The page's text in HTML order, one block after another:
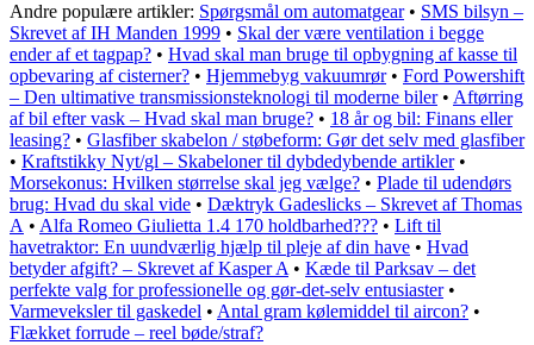
Andre populære artikler: Spørgsmål om automatgear• SMS bilsyn –
Skrevet af IH Manden 1999 • Skal der være ventilation i begge
ender af et tagpap? • Hvad skal man bruge til opbygning af kasse til
opbevaring af cisterner? • Hjemmebyg vakuumrør• Ford Powershift
– Den ultimative transmissionsteknologi til moderne biler• Aftørring
af bil efter vask – Hvad skal man bruge? • 18 år og bil: Finans eller
leasing? • Glasfiber skabelon / støbeform: Gør det selv med glasfiber
• Kraftstikky Nyt/gl – Skabeloner til dybdedybende artikler•
Morsekonus: Hvilken størrelse skal jeg vælge? • Plade til udendørs
brug: Hvad du skal vide • Dæktryk Gadeslicks – Skrevet af Thomas
A • Alfa Romeo Giulietta 1.4 170 holdbarhed??? • Lift til
havetraktor: En uundværlig hjælp til pleje af din have • Hvad
betyder afgift? – Skrevet af Kasper A• Kæde til Parksav – det
perfekte valg for professionelle og gør-det-selv entusiaster•
Varmeveksler til gaskedel • Antal gram kølemiddel til aircon? •
Flækket forrude – reel bøde/straf?